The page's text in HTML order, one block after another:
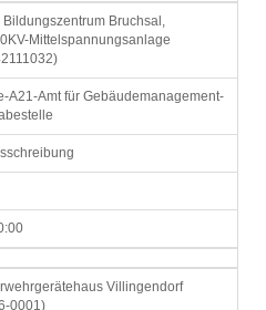
Bruchsal,
Mittelspannungsanlage
A21-Amt für Gebäudemanagement-
Villingendorf
0001)